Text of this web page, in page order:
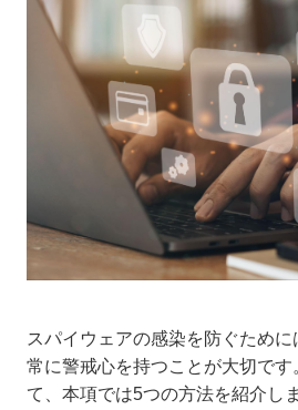
スパイウェアの感染を防ぐために
常に警戒心を持つことが大切で
て、本項では5つの方法を紹介しま